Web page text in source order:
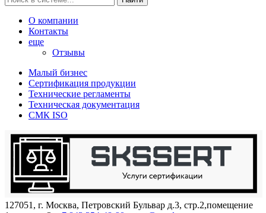
О компании
Контакты
еще
Отзывы
Малый бизнес
Сертификация продукции
Технические регламенты
Техническая документация
СМК ISO
127051, г. Москва, Петровский Бульвар д.3, стр.2,помещение